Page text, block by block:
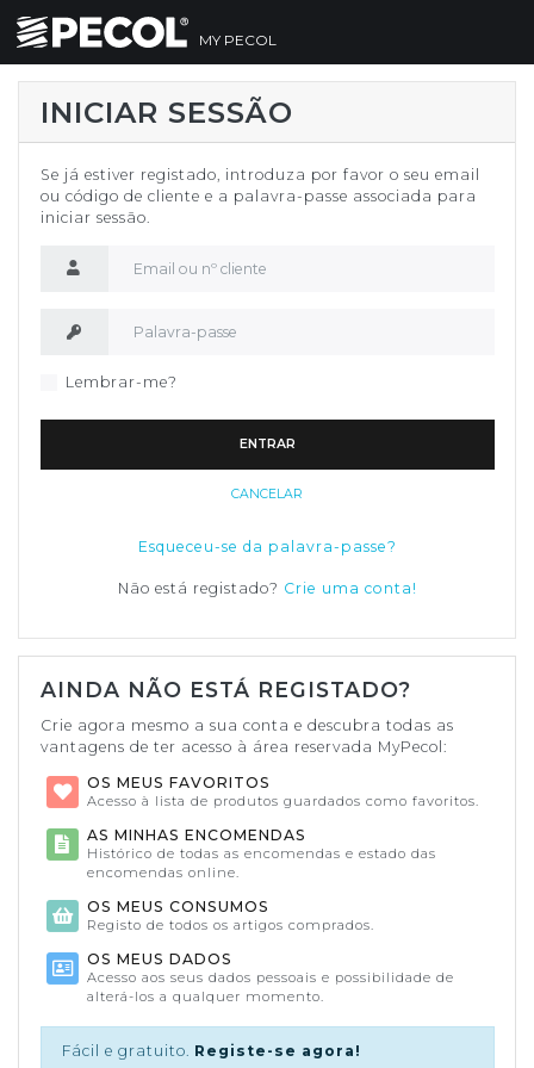
MY PECOL
INICIAR SESSÃO
Se já estiver registado, introduza por favor o seu email
ou código de cliente e a palavra-passe associada para
iniciar sessão.
Lembrar-me?
ENTRAR
CANCELAR
Esqueceu-se da palavra-passe?
Não está registado? Crie uma conta!
AINDA NÃO ESTÁ REGISTADO?
Crie agora mesmo a sua conta e descubra todas as
vantagens de ter acesso à área reservada MyPecol:
OS MEUS FAVORITOS
Acesso à lista de produtos guardados como favoritos.
AS MINHAS ENCOMENDAS
Histórico de todas as encomendas e estado das
encomendas online.
OS MEUS CONSUMOS
Registo de todos os artigos comprados.
OS MEUS DADOS
Acesso aos seus dados pessoais e possibilidade de
alterá-los a qualquer momento.
Fácil e gratuito. Registe-se agora!